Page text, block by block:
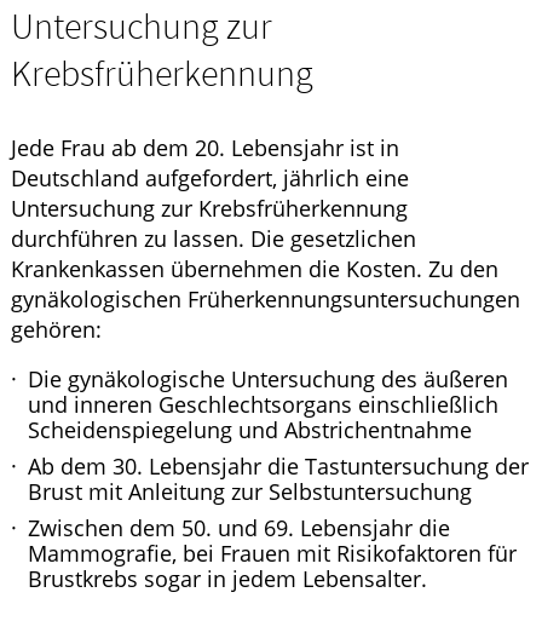
Untersuchung zur
Krebsfrüherkennung
Jede Frau ab dem 20. Lebensjahr ist in
Deutschland aufgefordert, jährlich eine
Untersuchung zur Krebsfrüherkennung
durchführen zu lassen. Die gesetzlichen
Krankenkassen übernehmen die Kosten. Zu den
gynäkologischen Früherkennungsuntersuchungen
gehören:
Die gynäkologische Untersuchung des äußeren
und inneren Geschlechtsorgans einschließlich
Scheidenspiegelung und Abstrichentnahme
Ab dem 30. Lebensjahr die Tastuntersuchung der
Brust mit Anleitung zur Selbstuntersuchung
Zwischen dem 50. und 69. Lebensjahr die
Mammografie, bei Frauen mit Risikofaktoren für
Brustkrebs sogar in jedem Lebensalter.